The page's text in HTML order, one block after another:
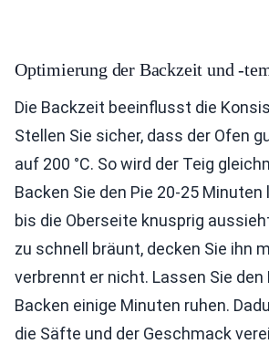
Optimierung der Backzeit und -
Die Backzeit beeinflusst die
Stellen Sie sicher, dass der Ofen
auf 200 °C. So wird der Teig
Backen Sie den Pie 20-25 Minuten
bis die Oberseite knusprig
zu schnell bräunt, decken Sie ihn
verbrennt er nicht. Lassen Sie den
Backen einige Minuten ruhen.
die Säfte und der Geschmack